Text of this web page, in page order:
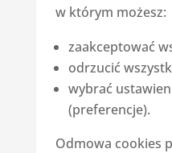
w którym możesz:
zaakceptować
odrzucić
wybrać
(preferencje).
Odmowa cookies